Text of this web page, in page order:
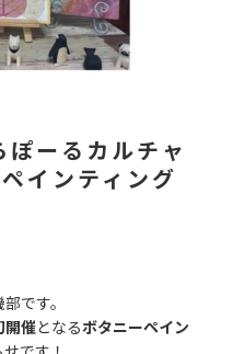
ーるカルチャ
インティング
です。
開催となるボタニーペイン